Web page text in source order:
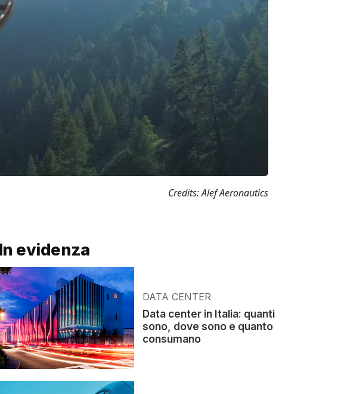
Credits: Alef Aeronautics
In evidenza
DATA CENTER
Data center in Italia: quanti
sono, dove sono e quanto
consumano